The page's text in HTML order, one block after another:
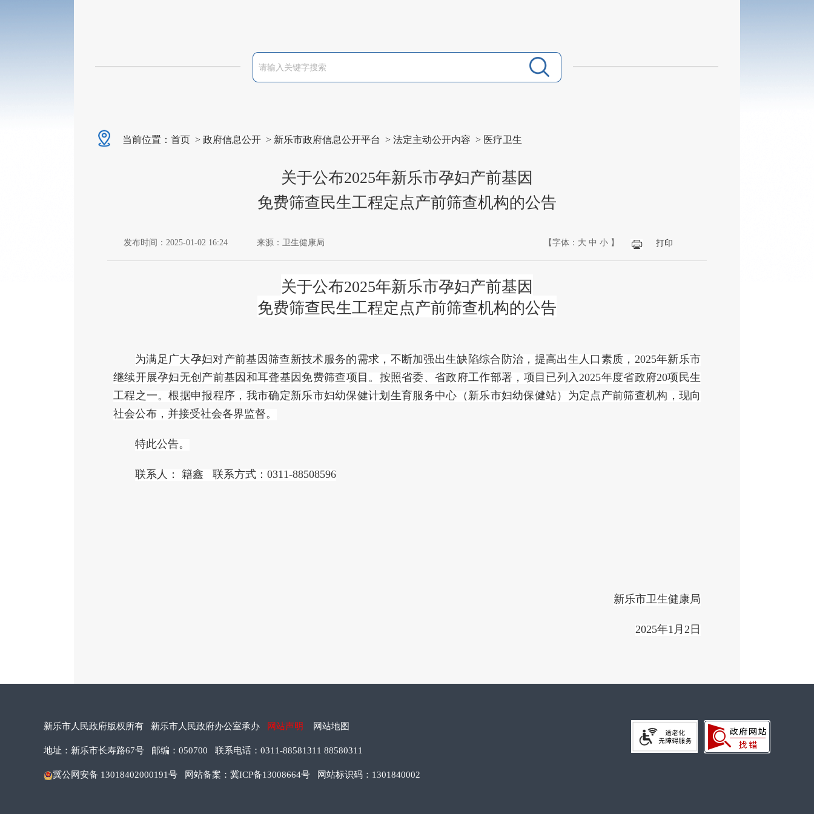
当前位置： 首页 > 政府信息公开 > 新乐市政府信息公开平台 > 法定主动公开内容 > 医疗卫生
关于公布2025年新乐市孕妇产前基因
免费筛查民生工程定点产前筛查机构的公告
发布时间：2025-01-02 16:24 来源：卫生健康局 【字体： 大 中 小 】 打印
关于公布2025年新乐市孕妇产前基因
免费筛查民生工程定点产前筛查机构的公告
为满足广大孕妇对产前基因筛查新技术服务的需求，不断加强出生缺陷综合防治，提高出生人口素质， 2025年新乐市
继续开展孕妇无创产前基因和耳聋基因免费筛查项目。按照省委、省政府工作部署，项目已列入2025年度省政府20项民生
工程之一。根据申报程序 ，我市确定新乐市妇幼保健计划生育服务中心（新乐市妇幼保健站）为定点产前筛查机构 ， 现向
社会公布，并接受社会各界监督。
特此公告。
联系人： 籍鑫 联系方式： 0311-88508596
新乐市卫生健康局
2025年1 月2 日